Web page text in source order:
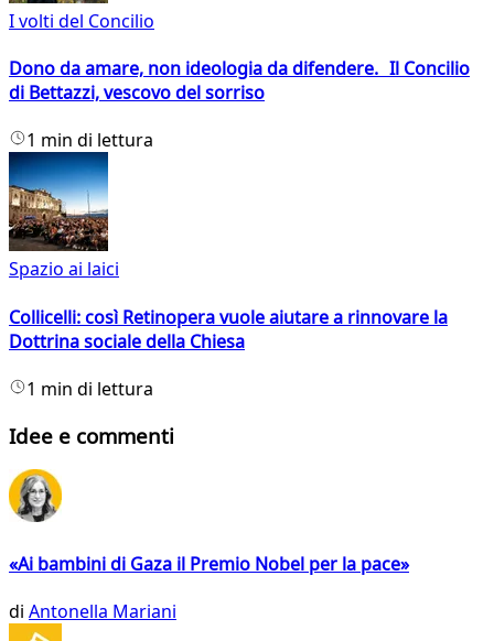
I volti del Concilio
Dono da amare, non ideologia da difendere. Il Concilio
di Bettazzi, vescovo del sorriso
1 min di lettura
Spazio ai laici
Collicelli: così Retinopera vuole aiutare a rinnovare la
Dottrina sociale della Chiesa
1 min di lettura
Idee e commenti
«Ai bambini di Gaza il Premio Nobel per la pace»
di Antonella Mariani